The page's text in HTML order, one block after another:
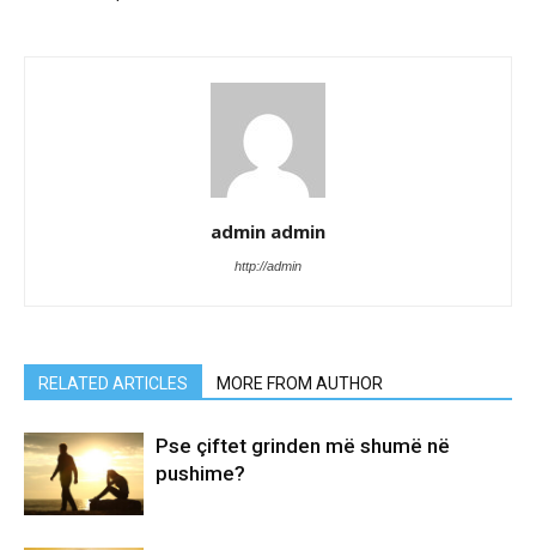
admin admin
http://admin
RELATED ARTICLES MORE FROM AUTHOR
Pse çiftet grinden më shumë në
pushime?